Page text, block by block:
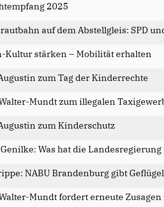
2025
auf dem Abstellgleis: SPD
Kultur stärken – Mobilität erhalten
zum Tag der Kinderrechte
Mundt zum illegalen
zum Kinderschutz
Was hat die
NABU Brandenburg gibt
Mundt fordert erneute